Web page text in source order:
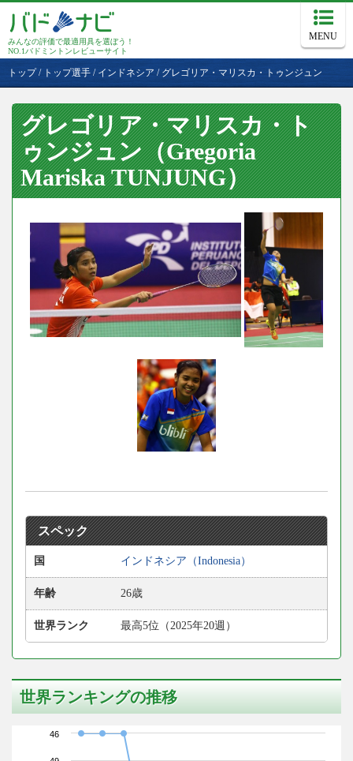
みんなの評価で最適用具を選ぼう！
NO.1バドミントンレビューサイト
MENU
トップ/ トップ選手 / インドネシア / グレゴリア・マリスカ・トゥンジュン
グレゴリア・マリスカ・ト
ゥンジュン（Gregoria
Mariska TUNJUNG）
スペック
国 インドネシア（Indonesia）
年齢 26歳
世界ランク 最高5位（2025年20週）
世界ランキングの推移
46